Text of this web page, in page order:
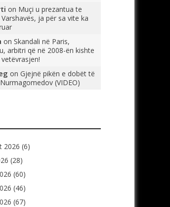
on Muçi u prezantua te
ja për sa vite ka
on Skandali në Paris,
arbitri që në 2008-ën kishte
on Gjejnë pikën e dobët të
(VIDEO)
2026 (6)
(28)
(60)
(46)
(67)